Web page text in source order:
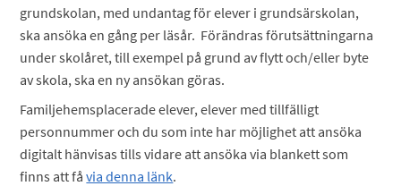
grundskolan, med undantag för elever i grundsärskolan,
ska ansöka en gång per läsår. Förändras förutsättningarna
under skolåret, till exempel på grund av flytt och/eller byte
av skola, ska en ny ansökan göras.
Familjehemsplacerade elever, elever med tillfälligt
personnummer och du som inte har möjlighet att ansöka
digitalt hänvisas tills vidare att ansöka via blankett som
finns att fåvia denna länk.